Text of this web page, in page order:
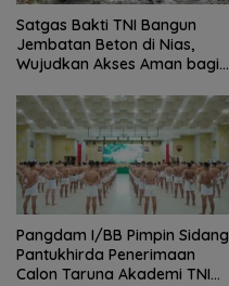
Satgas Bakti TNI Bangun
Jembatan Beton di Nias,
Wujudkan Akses Aman bagi
Pangdam I/BB Pimpin Sidang
Pantukhirda Penerimaan
Calon Taruna Akademi TNI